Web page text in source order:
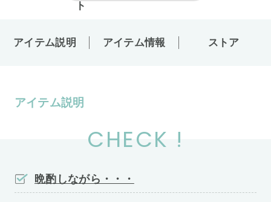
アイテム説明 アイテム情報 ストア
アイテム説明
CHECK !
晩酌しながら・・・